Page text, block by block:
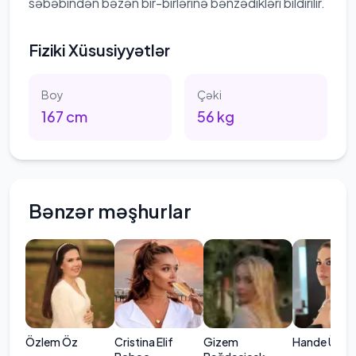
Fiziki Xüsusiyyətlər
Boy
167 cm
Çəki
56 kg
Bənzər məşhurlar
Özlem Öz
Cristina Elif
Gizem
Hande Ünal